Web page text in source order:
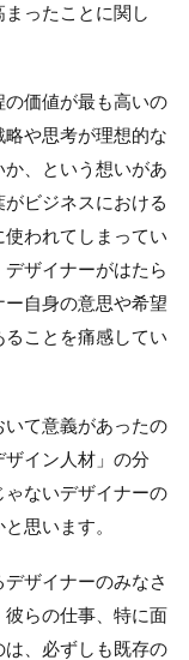
ったことに関し
価値が最も高いの
や思考が理想的な
、という想いがあ
ビジネスにおける
われてしまってい
ザイナーがはたら
自身の意思や希望
ことを痛感してい
て意義があったの
イン人材」の分
ないデザイナーの
思います。
ザイナーのみなさ
らの仕事、特に面
、必ずしも既存の